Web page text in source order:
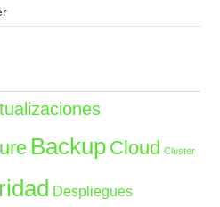
Backup Cloud Cluster
Despliegues